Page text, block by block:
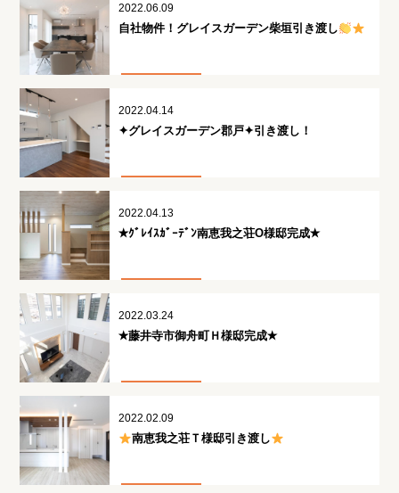
2022.06.09
自社物件！グレイスガーデン柴垣引き渡し
2022.04.14
✦グレイスガーデン郡戸✦引き渡し！
2022.04.13
✭ｸﾞﾚｲｽｶﾞｰﾃﾞﾝ南恵我之荘O様邸完成✭
2022.03.24
✭藤井寺市御舟町Ｈ様邸完成✭
2022.02.09
南恵我之荘Ｔ様邸引き渡し